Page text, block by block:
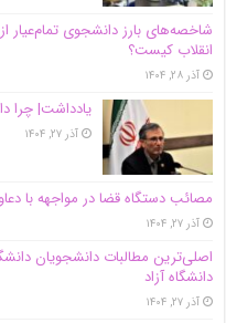
شاخصه‌های بارز دانشجوی تمام‌عیار
انقلاب کیست؟
آذر ۲۸, ۱۴۰۴
یادداشت| چرا
آذر ۲۷, ۱۴۰۴
مصائب دستگاه قضا در مواجهه با
آذر ۲۷, ۱۴۰۴
اصلی‌ترین مطالبات دانشجویان
دانشگاه آز‌اد
آذر ۲۷, ۱۴۰۴